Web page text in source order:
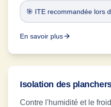
🎯 ITE recommandée lors
En savoir plus
Isolation des
Contre l'humidité et le